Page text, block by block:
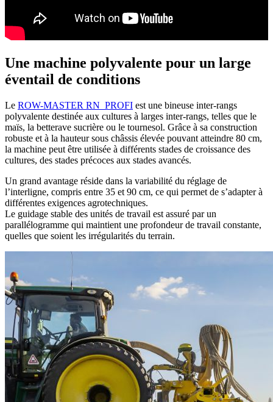
Une machine polyvalente pour un large
éventail de conditions
Le ROW-MASTER RN_PROFI est une bineuse inter-rangs
polyvalente destinée aux cultures à larges inter-rangs, telles que le
maïs, la betterave sucrière ou le tournesol. Grâce à sa construction
robuste et à la hauteur sous châssis élevée pouvant atteindre 80 cm,
la machine peut être utilisée à différents stades de croissance des
cultures, des stades précoces aux stades avancés.
Un grand avantage réside dans la variabilité du réglage de
l’interligne, compris entre 35 et 90 cm, ce qui permet de s’adapter à
différentes exigences agrotechniques.
Le guidage stable des unités de travail est assuré par un
parallélogramme qui maintient une profondeur de travail constante,
quelles que soient les irrégularités du terrain.